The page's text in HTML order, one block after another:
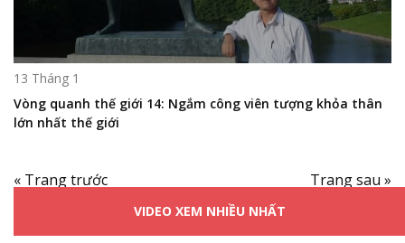
13 Tháng 1
Vòng quanh thế giới 14: Ngắm công viên tượng khỏa thân
lớn nhất thế giới
« Trang trước Trang sau »
VIDEO XEM NHIỀU NHẤT